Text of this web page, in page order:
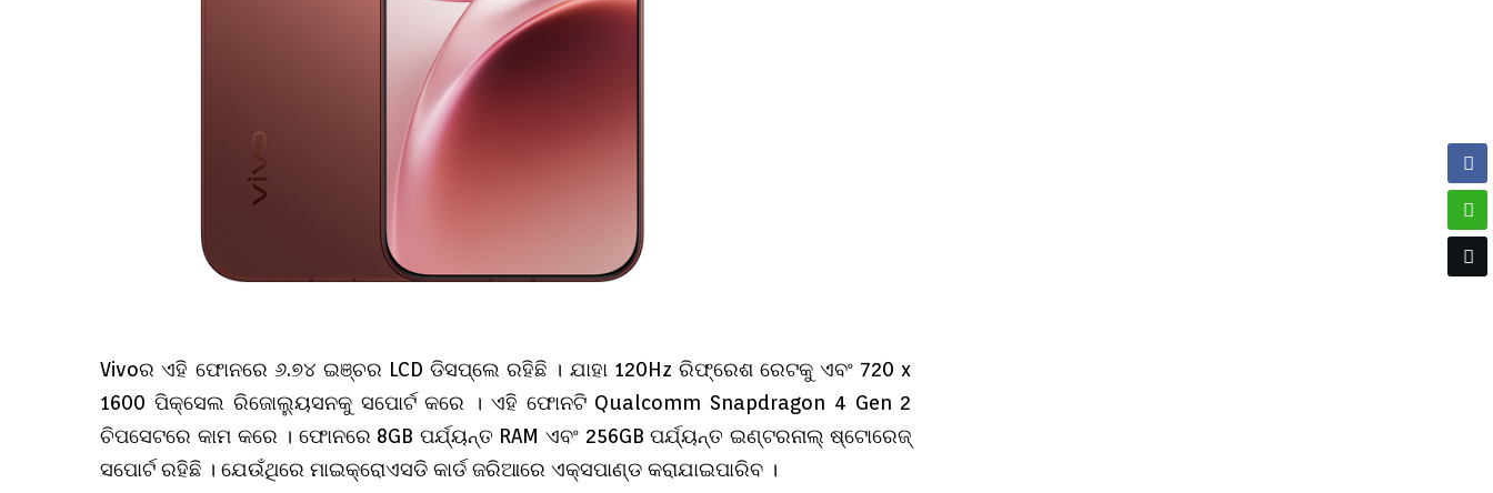
Vivoର ଏହି ଫୋନରେ ୬.୭୪ ଇଞ୍ଚର LCD ଡିସପ୍ଲେ ରହିଛି । ଯାହା 120Hz ରିଫ୍ରେଶ ରେଟକୁ ଏବଂ 720 x
1600 ପିକ୍ସେଲ ରିଜୋଲ୍ୟୁସନକୁ ସପୋର୍ଟ କରେ । ଏହି ଫୋନଟି Qualcomm Snapdragon 4 Gen 2
ଚିପସେଟରେ କାମ କରେ । ଫୋନରେ 8GB ପର୍ଯ୍ୟନ୍ତ RAM ଏବଂ 256GB ପର୍ଯ୍ୟନ୍ତ ଇଣ୍ଟରନାଲ୍ ଷ୍ଟୋରେଜ୍
ସପୋର୍ଟ ରହିଛି । ଯେଉଁଥିରେ ମାଇକ୍ରୋଏସଡି କାର୍ଡ ଜରିଆରେ ଏକ୍ସପାଣ୍ଡ କରାଯାଇପାରିବ ।